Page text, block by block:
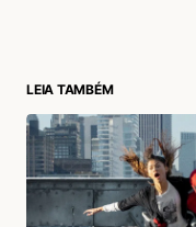
LEIA TAMBÉM